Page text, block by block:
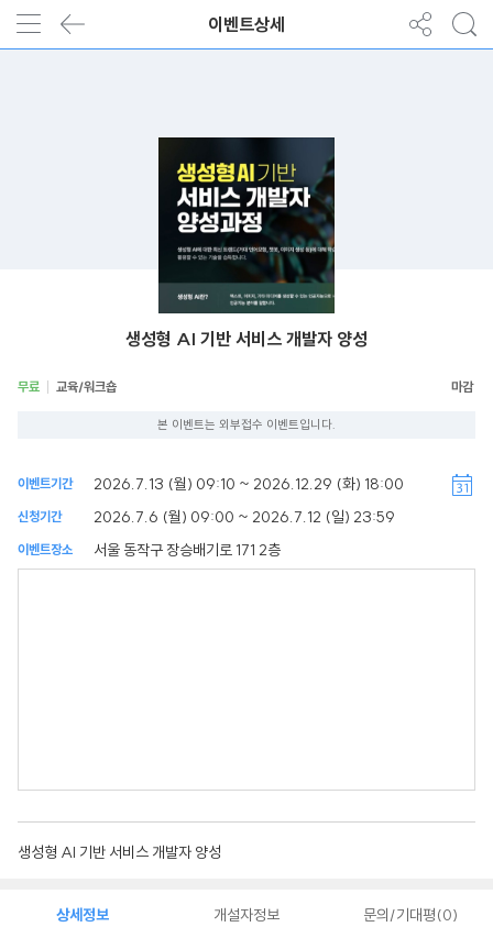
이벤트상세
생성형 AI 기반 서비스 개발자 양성
무료 교육/워크숍
본 이벤트는 외부접수 이벤트입니다.
이벤트기간 2026.7.13 (월) 09:10 ~ 2026.12.29 (화) 18:00
신청기간 2026.7.6 (월) 09:00 ~ 2026.7.12 (일) 23:59
이벤트장소 서울 동작구 장승배기로 171 2층
생성형 AI 기반 서비스 개발자 양성
상세정보 개설자정보 문의/기대평 0